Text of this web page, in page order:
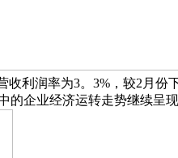
利润率为3。3%，较2月
企业经济运转走势继续呈